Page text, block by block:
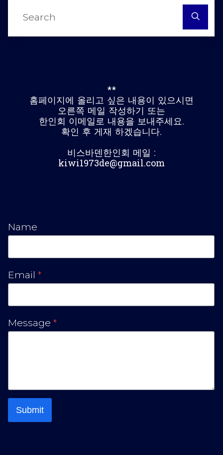
**
홈페이지에 올리고 싶은 내용이 있으시면
오른쪽 메일 작성하기 또는
한인회 이메일로 내용을 보내주세요.
확인 후 게재 하겠습니다.
비스바덴한인회 메일 :
kiwi1973de@gmail.com
Name
Email *
Message *
Submit